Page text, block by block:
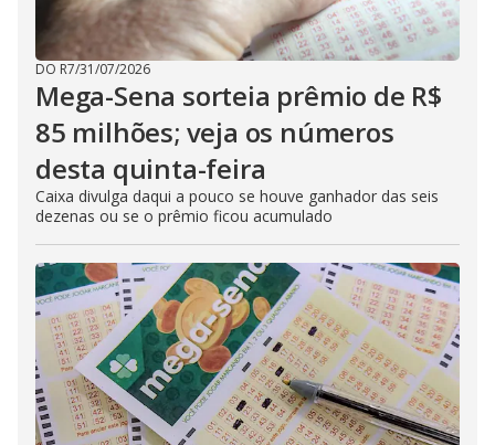
DO R7/31/07/2026
Mega-Sena sorteia prêmio de R$
85 milhões; veja os números
desta quinta-feira
Caixa divulga daqui a pouco se houve ganhador das seis
dezenas ou se o prêmio ficou acumulado